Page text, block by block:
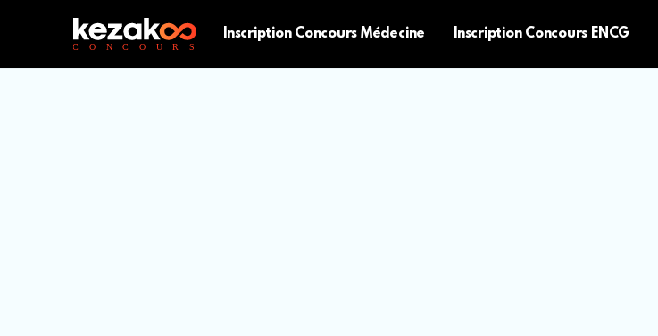
Inscription Concours Médecine Inscription Concours ENCG